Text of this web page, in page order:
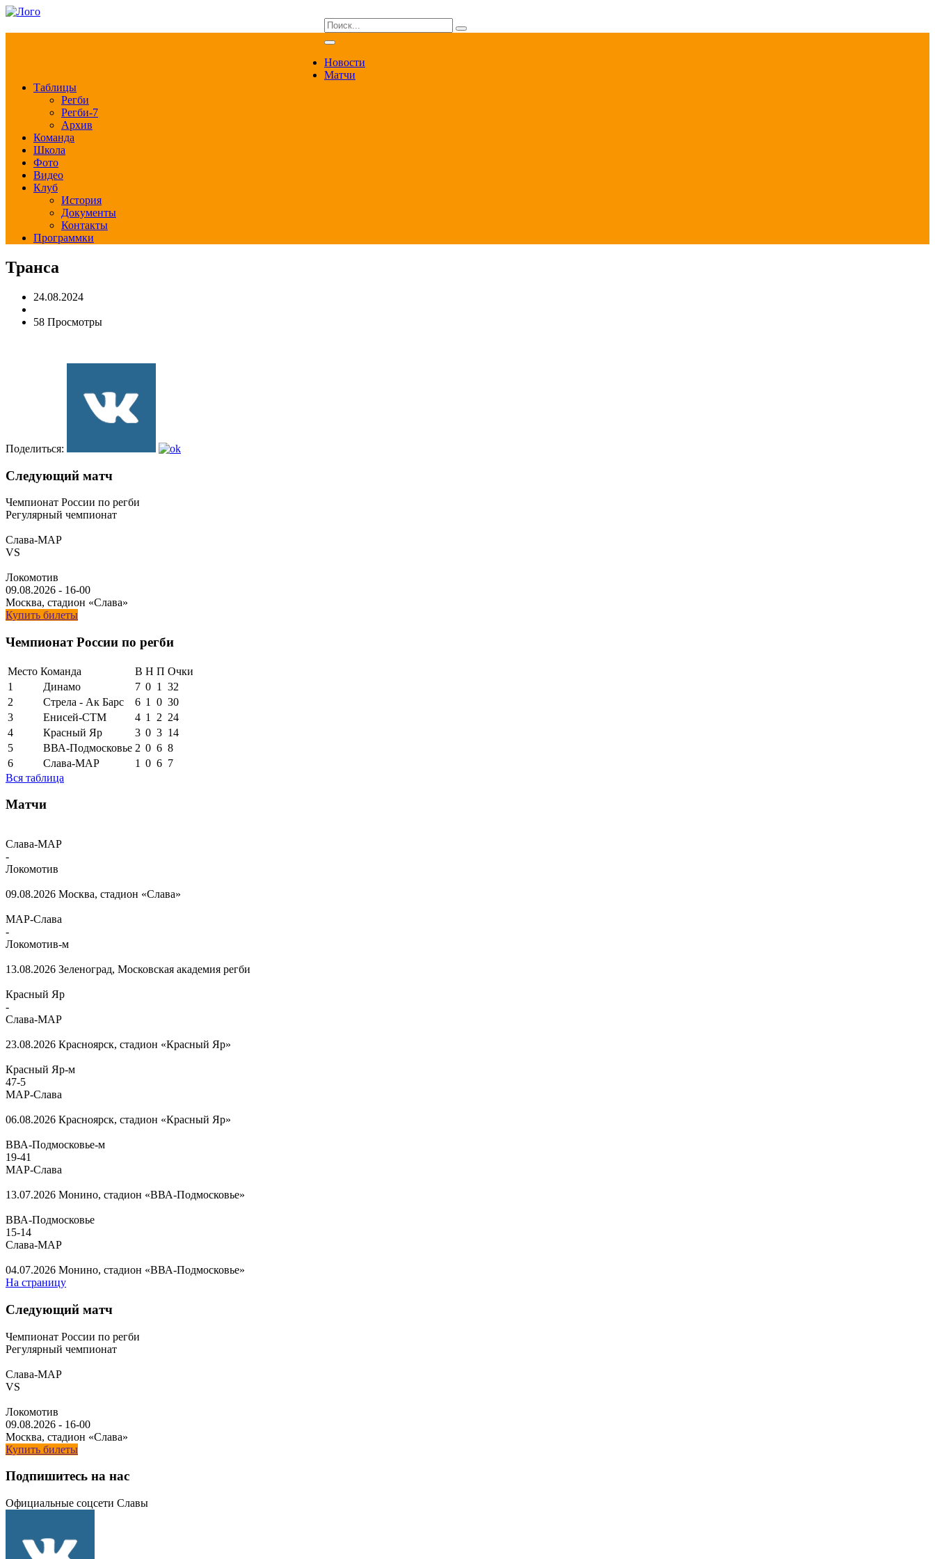
Новости
Матчи
Таблицы
Регби
Регби-7
Архив
Команда
Школа
Фото
Видео
Клуб
История
Документы
Контакты
Программки
Транса
24.08.2024
58 Просмотры
Поделиться:
Следующий матч
Чемпионат России по регби
Регулярный чемпионат
Слава-МАР
VS
Локомотив
09.08.2026 - 16-00
Москва, стадион «Слава»
Купить билеты
Чемпионат России по регби
Место Команда В Н П Очки
1
Динамо 7 0 1
32
2
Стрела - Ак Барс 6 1 0 30
3
Енисей-СТМ 4 1 2 24
4
Красный Яр 3 0 3 14
5
ВВА-Подмосковье 2 0 6 8
6
Слава-МАР 1 0 6 7
Вся таблица
Матчи
Слава-МАР
-
Локомотив
09.08.2026 Москва, стадион «Слава»
МАР-Слава
-
Локомотив-м
13.08.2026 Зеленоград, Московская академия регби
Красный Яр
-
Слава-МАР
23.08.2026 Красноярск, стадион «Красный Яр»
Красный Яр-м
47-5
МАР-Слава
06.08.2026 Красноярск, стадион «Красный Яр»
ВВА-Подмосковье-м
19-41
МАР-Слава
13.07.2026 Монино, стадион «ВВА-Подмосковье»
ВВА-Подмосковье
15-14
Слава-МАР
04.07.2026 Монино, стадион «ВВА-Подмосковье»
На страницу
Следующий матч
Чемпионат России по регби
Регулярный чемпионат
Слава-МАР
VS
Локомотив
09.08.2026 - 16-00
Москва, стадион «Слава»
Купить билеты
Подпишитесь на нас
Официальные соцсети Славы